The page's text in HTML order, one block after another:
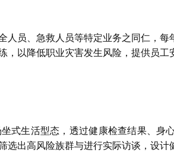
人员、急救人员等特定业务之同仁，
以降低职业灾害发生风险，提供员工
式生活型态，透过健康检查结果、身
出高风险族群与进行实际访谈，设计